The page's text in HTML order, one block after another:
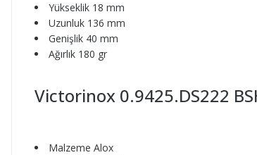
Yükseklik 18 mm
Uzunluk 136 mm
Genişlik 40 mm
Ağırlık 180 gr
Victorinox 0.9425.DS222
Malzeme Alox